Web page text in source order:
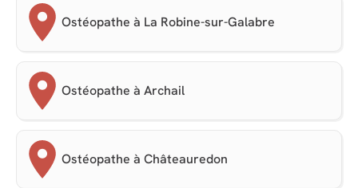
Ostéopathe à La Robine-sur-Galabre
Ostéopathe à Archail
Ostéopathe à Châteauredon